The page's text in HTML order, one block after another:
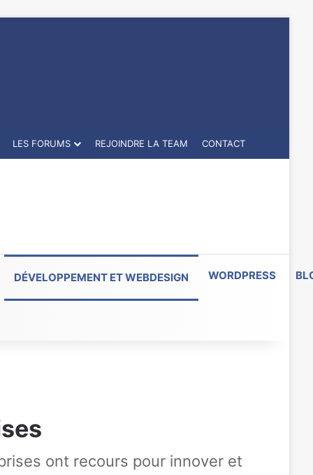
LES FORUMS REJOINDRE LA TEAM CONTACT
DÉVELOPPEMENT ET WEBDESIGN WORDPRESS
ont recours pour innover et